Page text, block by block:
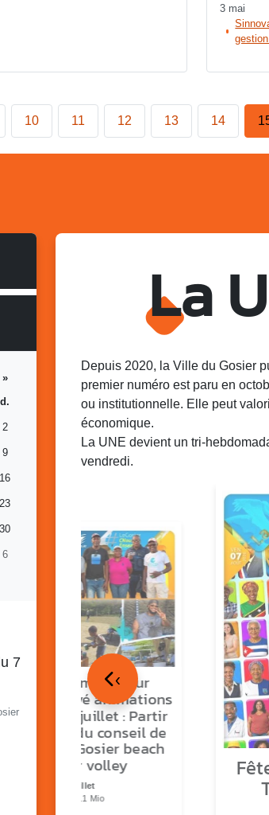
3 mai
10 11 12 13 14
»
d.
2
9
16
23
30
6
7
La
Depuis 2020, la Ville du Gosier
premier numéro est paru en
ou institutionnelle. Elle peut
économique.
La UNE devient un tri-
vendredi.
Retour en images sur
O Gozyé animations
samedi 18 juillet : Partir
livre, fête du conseil de
quartier n°3, Gosier beach
summer volley
23 juillet
PDF - 5.1 Mio
‹